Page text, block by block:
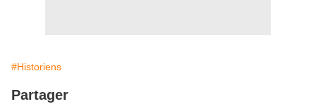
#Historiens
Partager